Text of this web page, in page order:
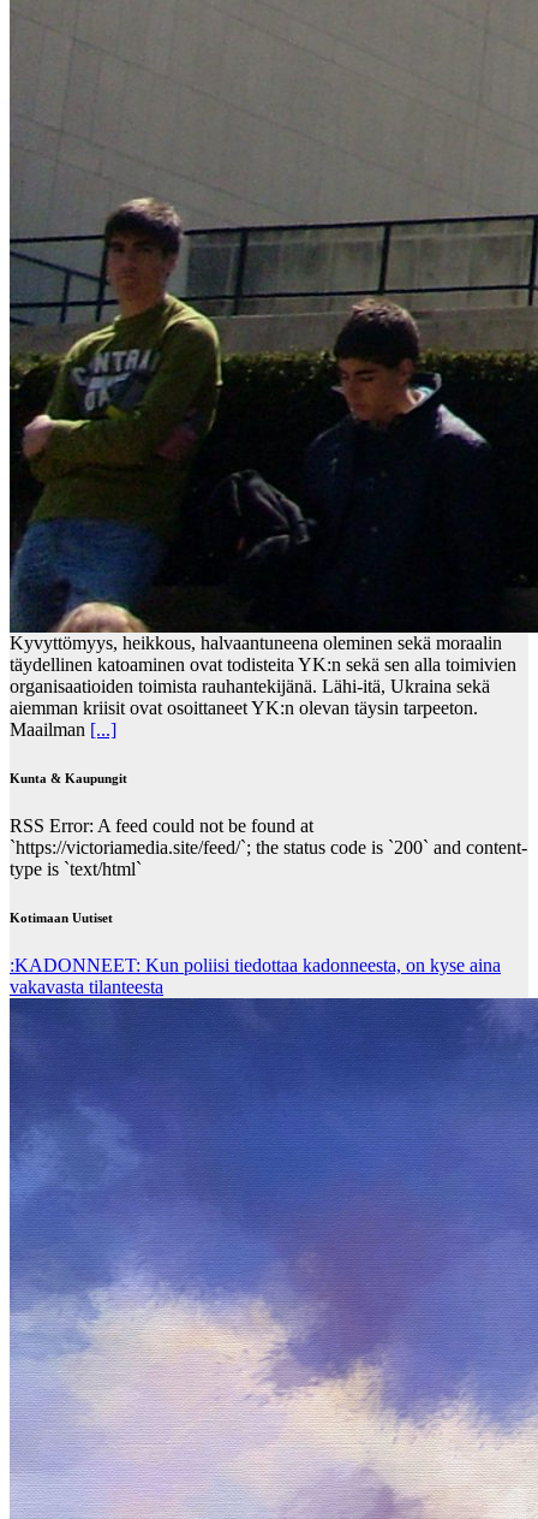
Kyvyttömyys, heikkous, halvaantuneena oleminen sekä moraalin
täydellinen katoaminen ovat todisteita YK:n sekä sen alla toimivien
organisaatioiden toimista rauhantekijänä. Lähi-itä, Ukraina sekä
aiemman kriisit ovat osoittaneet YK:n olevan täysin tarpeeton.
Maailman [...]
Kunta & Kaupungit
RSS Error: A feed could not be found at
`https://victoriamedia.site/feed/`; the status code is `200` and content-
type is `text/html`
Kotimaan Uutiset
:KADONNEET: Kun poliisi tiedottaa kadonneesta, on kyse aina
vakavasta tilanteesta